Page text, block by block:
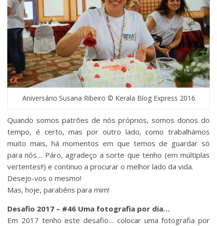
Aniversário Susana Ribeiro © Kerala Blog Express 2016
Quando somos patrões de nós próprios, somos donos do
tempo, é certo, mas por outro lado, como trabalhámos
muito mais, há momentos em que temos de guardar só
para nós… Páro, agradeço a sorte que tenho (em múltiplas
vertentes!!) e continuo a procurar o melhor lado da vida.
Desejo-vos o mesmo!
Mas, hoje, parabéns para mim!
Desafio 2017 – #46 Uma fotografia por dia…
Em 2017 tenho este desafio… colocar uma fotografia por